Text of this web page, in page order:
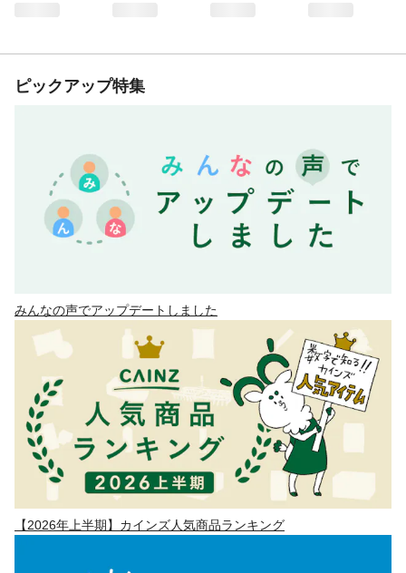
ピックアップ特集
みんなの声でアップデートしました
【2026年上半期】カインズ人気商品ランキング